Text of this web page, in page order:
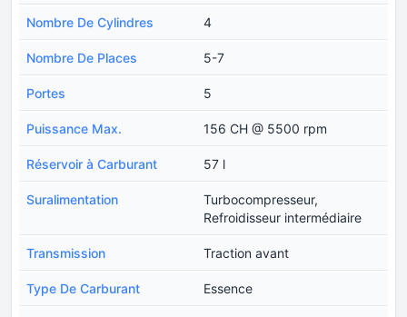
Nombre De Cylindres 4
Nombre De Places 5-7
Portes 5
Puissance Max. 156 CH @ 5500 rpm
Réservoir à Carburant 57 l
Suralimentation
Turbocompresseur,
Refroidisseur intermédiaire
Transmission Traction avant
Type De Carburant Essence